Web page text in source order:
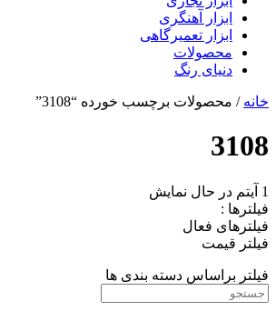
ابزار آهنگری
ابزار تعمیرگاهی
محصولات
دنیای رنگ
خانه / محصولات برچسب خورده “3108”
3108
1 آیتم
در حال نمایش
فیلترها :
فیلترهای فعال
فیلتر قیمت
فیلتر براساس دسته بندی ها